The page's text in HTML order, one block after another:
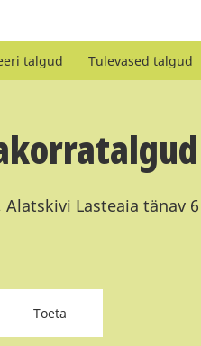
talgud Tulevased talgud
Lasteaia tänav 6
Toeta